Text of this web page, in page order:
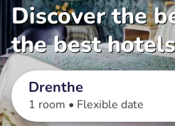
Discover the
the best hotels
Drenthe
1 room • Flexible date